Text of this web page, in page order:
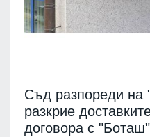
Съд разпореди на
разкрие
договора с "Боташ"